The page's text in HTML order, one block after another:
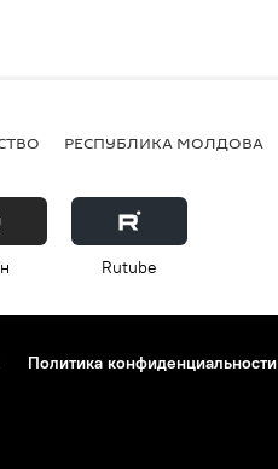
РЕСПУБЛИКА МОЛДОВА
Rutube
Политика конфиденциальности